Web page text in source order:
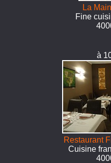
La
Fine
à
Restaurant
Cuisine